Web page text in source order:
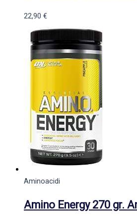
22,90 €
Aminoacidi
Amino Energy 270 gr.